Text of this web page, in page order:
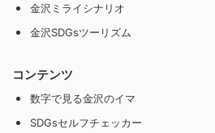
金沢ミライシナリオ
金沢SDGsツーリズム
コンテンツ
数字で見る金沢のイマ
SDGsセルフチェッカー